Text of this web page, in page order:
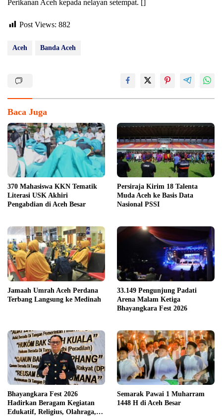
Perikanan Aceh kepada nelayan setempat. []
Post Views: 882
Aceh Banda Aceh
Baca Juga
370 Mahasiswa KKN Tematik
Literasi USK Akhiri
Pengabdian di Aceh Besar
Persiraja Kirim 18 Talenta
Muda Aceh ke Basis Data
Nasional PSSI
Jamaah Umrah Aceh Perdana
Terbang Langsung ke Medinah
33.149 Pengunjung Padati
Arena Malam Ketiga
Bhayangkara Fest 2026
Bhayangkara Fest 2026
Hadirkan Beragam Kegiatan
Edukatif, Religius, Olahraga,
Semarak Pawai 1 Muharram
1448 H di Aceh Besar